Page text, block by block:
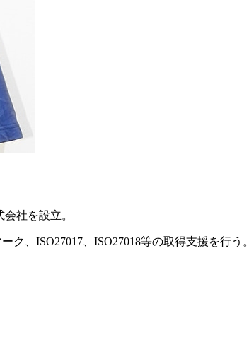
社を設立。
、ISO27017、ISO27018等の取得支援を行う。